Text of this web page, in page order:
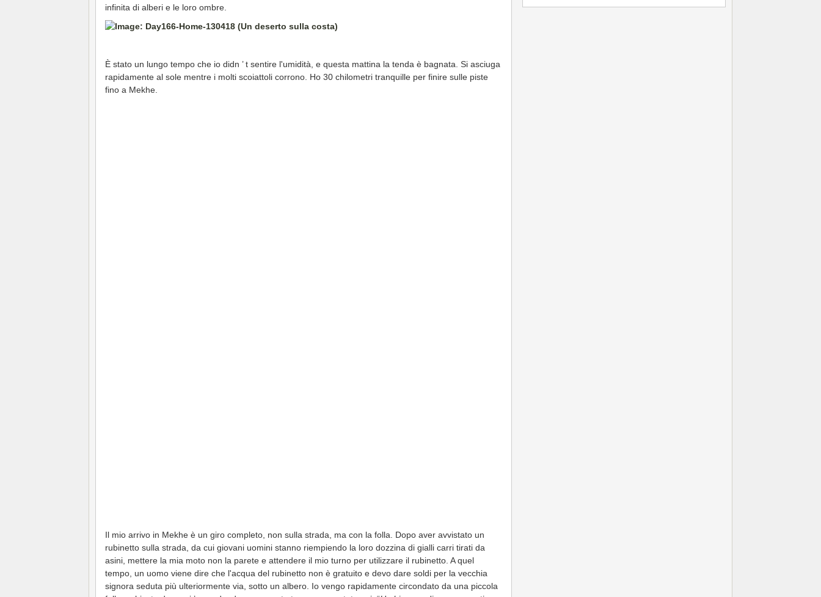
infinita di alberi e le loro ombre.
È stato un lungo tempo che io didn ’ t sentire l'umidità, e questa mattina la tenda è bagnata. Si asciuga
rapidamente al sole mentre i molti scoiattoli corrono. Ho 30 chilometri tranquille per finire sulle piste
fino a Mekhe.
Il mio arrivo in Mekhe è un giro completo, non sulla strada, ma con la folla. Dopo aver avvistato un
rubinetto sulla strada, da cui giovani uomini stanno riempiendo la loro dozzina di gialli carri tirati da
asini, mettere la mia moto non la parete e attendere il mio turno per utilizzare il rubinetto. A quel
tempo, un uomo viene dire che l'acqua del rubinetto non è gratuito e devo dare soldi per la vecchia
signora seduta più ulteriormente via, sotto un albero. Io vengo rapidamente circondato da una piccola